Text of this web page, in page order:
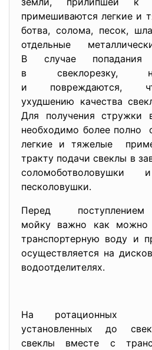
примешиваются легкие и
ботва, солома, песок,
отдельные
В случае попадания
в свеклорезку,
и повреждаются,
ухудшению качества
Для получения стружки
необходимо более полно
легкие и тяжелые
тракту подачи свеклы в
соломоботволовушки
песколовушки.
Перед
мойку важно как можно
транспортерную воду и
осуществляется на
водоотделителях.
На ротационных
установленных до
свеклы вместе с